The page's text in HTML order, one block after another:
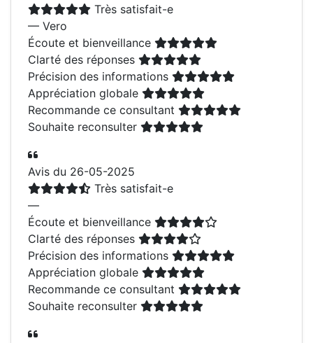
Très satisfait-e
— Vero
Écoute et bienveillance
Clarté des réponses
Précision des informations
Appréciation globale
Recommande ce consultant
Souhaite reconsulter
Avis du 26-05-2025
Très satisfait-e
—
Écoute et bienveillance
Clarté des réponses
Précision des informations
Appréciation globale
Recommande ce consultant
Souhaite reconsulter